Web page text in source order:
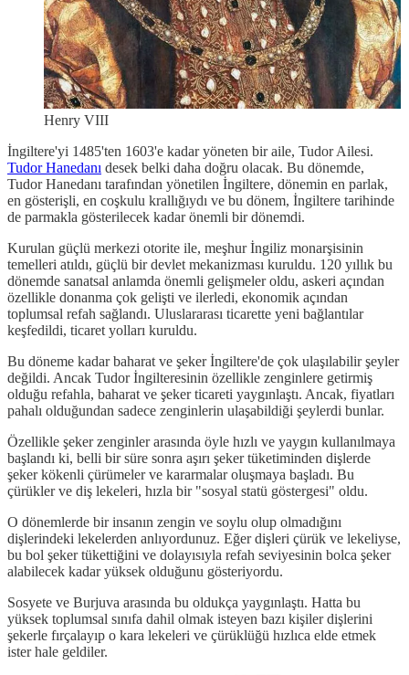
Henry VIII
İngiltere'yi 1485'ten 1603'e kadar yöneten bir aile, Tudor Ailesi.
Tudor Hanedanı desek belki daha doğru olacak. Bu dönemde,
Tudor Hanedanı tarafından yönetilen İngiltere, dönemin en parlak,
en gösterişli, en coşkulu krallığıydı ve bu dönem, İngiltere tarihinde
de parmakla gösterilecek kadar önemli bir dönemdi.
Kurulan güçlü merkezi otorite ile, meşhur İngiliz monarşisinin
temelleri atıldı, güçlü bir devlet mekanizması kuruldu. 120 yıllık bu
dönemde sanatsal anlamda önemli gelişmeler oldu, askeri açından
özellikle donanma çok gelişti ve ilerledi, ekonomik açından
toplumsal refah sağlandı. Uluslararası ticarette yeni bağlantılar
keşfedildi, ticaret yolları kuruldu.
Bu döneme kadar baharat ve şeker İngiltere'de çok ulaşılabilir şeyler
değildi. Ancak Tudor İngilteresinin özellikle zenginlere getirmiş
olduğu refahla, baharat ve şeker ticareti yaygınlaştı. Ancak, fiyatları
pahalı olduğundan sadece zenginlerin ulaşabildiği şeylerdi bunlar.
Özellikle şeker zenginler arasında öyle hızlı ve yaygın kullanılmaya
başlandı ki, belli bir süre sonra aşırı şeker tüketiminden dişlerde
şeker kökenli çürümeler ve kararmalar oluşmaya başladı. Bu
çürükler ve diş lekeleri, hızla bir "sosyal statü göstergesi" oldu.
O dönemlerde bir insanın zengin ve soylu olup olmadığını
dişlerindeki lekelerden anlıyordunuz. Eğer dişleri çürük ve lekeliyse,
bu bol şeker tükettiğini ve dolayısıyla refah seviyesinin bolca şeker
alabilecek kadar yüksek olduğunu gösteriyordu.
Sosyete ve Burjuva arasında bu oldukça yaygınlaştı. Hatta bu
yüksek toplumsal sınıfa dahil olmak isteyen bazı kişiler dişlerini
şekerle fırçalayıp o kara lekeleri ve çürüklüğü hızlıca elde etmek
ister hale geldiler.